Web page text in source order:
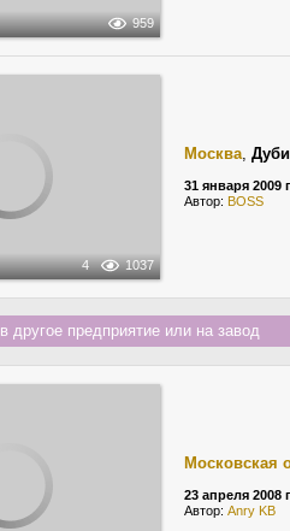
959
4 1037
Москва,
31 января 2009
Автор: BOSS
предприятие или на завод
Московская
23 апреля 2008
Автор: Anry KB